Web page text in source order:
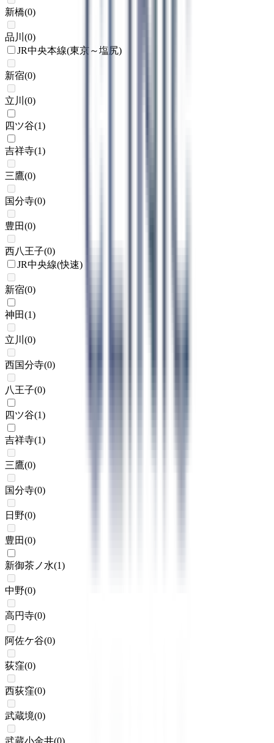
新橋(0)
品川 (0)
JR中央本線(東京～塩尻)
新宿(0)
立川 (0)
四ツ谷(1)
吉祥寺(1)
三鷹(0)
国分寺(0)
豊田(0)
西八王子(0)
JR中央線(快速)
新宿(0)
神田(1)
立川 (0)
西国分寺(0)
八王子(0)
四ツ谷(1)
吉祥寺(1)
三鷹(0)
国分寺(0)
日野(0)
豊田(0)
新御茶ノ水(1)
中野(0)
高円寺(0)
阿佐ケ谷(0)
荻窪(0)
西荻窪(0)
武蔵境(0)